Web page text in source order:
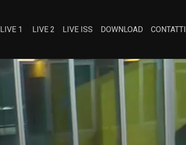
LIVE 1 LIVE 2 LIVE ISS DOWNLOAD CONTATTI